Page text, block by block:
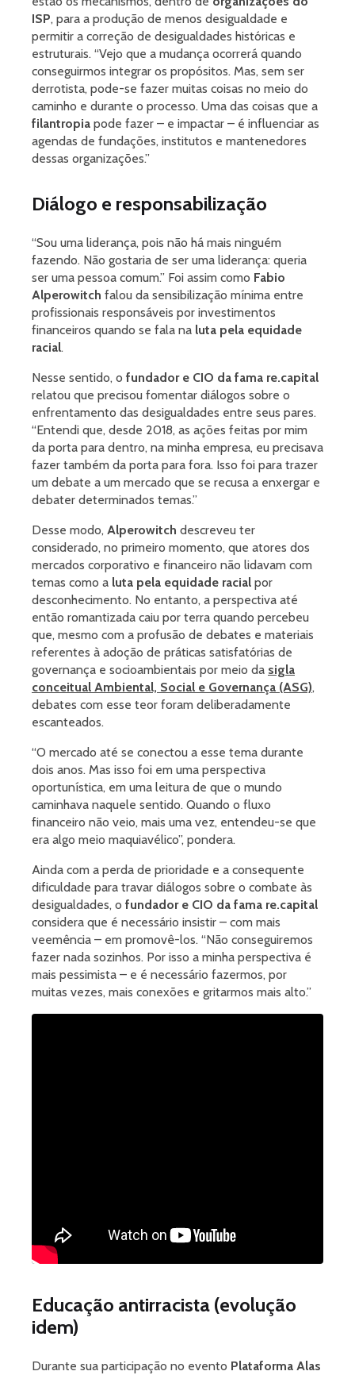
ISP, para a produção de menos desigualdade e
permitir a correção de desigualdades históricas e
estruturais. “Vejo que a mudança ocorrerá quando
conseguirmos integrar os propósitos. Mas, sem ser
derrotista, pode-se fazer muitas coisas no meio do
caminho e durante o processo. Uma das coisas que a
filantropia pode fazer – e impactar – é influenciar as
agendas de fundações, institutos e mantenedores
dessas organizações.”
Diálogo e responsabilização
“Sou uma liderança, pois não há mais ninguém
fazendo. Não gostaria de ser uma liderança: queria
ser uma pessoa comum.” Foi assim como Fabio
Alperowitch falou da sensibilização mínima entre
profissionais responsáveis por investimentos
financeiros quando se fala na luta pela equidade
racial.
Nesse sentido, o fundador e CIO da fama re.capital
relatou que precisou fomentar diálogos sobre o
enfrentamento das desigualdades entre seus pares.
“Entendi que, desde 2018, as ações feitas por mim
da porta para dentro, na minha empresa, eu precisava
fazer também da porta para fora. Isso foi para trazer
um debate a um mercado que se recusa a enxergar e
debater determinados temas.”
Desse modo, Alperowitch descreveu ter
considerado, no primeiro momento, que atores dos
mercados corporativo e financeiro não lidavam com
temas como a luta pela equidade racial por
desconhecimento. No entanto, a perspectiva até
então romantizada caiu por terra quando percebeu
que, mesmo com a profusão de debates e materiais
referentes à adoção de práticas satisfatórias de
governança e socioambientais por meio da sigla
conceitual Ambiental, Social e Governança (ASG),
debates com esse teor foram deliberadamente
escanteados.
“O mercado até se conectou a esse tema durante
dois anos. Mas isso foi em uma perspectiva
oportunística, em uma leitura de que o mundo
caminhava naquele sentido. Quando o fluxo
financeiro não veio, mais uma vez, entendeu-se que
era algo meio maquiavélico”, pondera.
Ainda com a perda de prioridade e a consequente
dificuldade para travar diálogos sobre o combate às
desigualdades, o fundador e CIO da fama re.capital
considera que é necessário insistir – com mais
veemência – em promovê-los. “Não conseguiremos
fazer nada sozinhos. Por isso a minha perspectiva é
mais pessimista – e é necessário fazermos, por
muitas vezes, mais conexões e gritarmos mais alto.”
Educação antirracista (evolução
idem)
Durante sua participação no evento Plataforma Alas